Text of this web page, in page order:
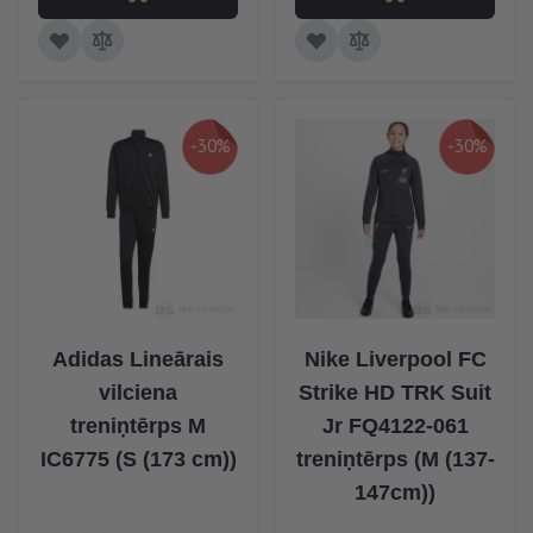
-30%
Adidas Lineārais
vilciena
treniņtērps M
IC6775 (S (173 cm))
-30%
Nike Liverpool FC
Strike HD TRK Suit
Jr FQ4122-061
treniņtērps (M (137-
147cm))